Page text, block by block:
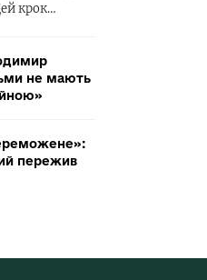
крок…
не мають
пережив